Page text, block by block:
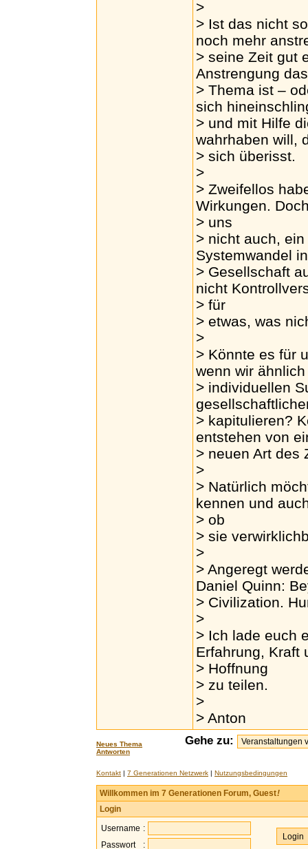
>
> Ist das nicht
noch mehr
> seine Zeit gut
Anstrengung das
> Thema ist –
sich
> und mit Hilfe
wahrhaben will,
> sich überisst.
>
> Zweifellos
Wirkungen.
> uns
> nicht auch,
Systemwandel
> Gesellschaft
nicht
> für
> etwas, was
>
> Könnte es für
wenn wir
> individuellen
> kapitulieren?
entstehen von
> neuen Art des
>
> Natürlich
kennen und
> ob
> sie
>
> Angeregt
Daniel Quinn:
> Civilization.
>
> Ich lade euch
Erfahrung, Kraft
> Hoffnung
> zu teilen.
>
> Anton
Neues Thema
Antworten
Gehe zu:
Kontakt | 7 Generationen Netzwerk | Nutzungsbedingungen
Willkommen im 7 Generationen Forum, Guest!
Login
Username :
Passwort
: